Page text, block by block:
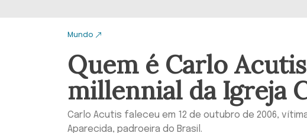
Mundo
Quem é Carlo
millennial da Igreja
Carlo Acutis faleceu em 12 de outubro de 2006,
Aparecida, padroeira do Brasil.